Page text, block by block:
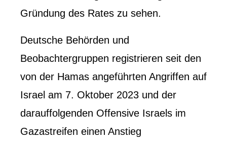
Gründung des Rates zu sehen.
Deutsche Behörden und
Beobachtergruppen registrieren seit den
von der Hamas angeführten Angriffen auf
Israel am 7. Oktober 2023 und der
darauffolgenden Offensive Israels im
Gazastreifen einen Anstieg